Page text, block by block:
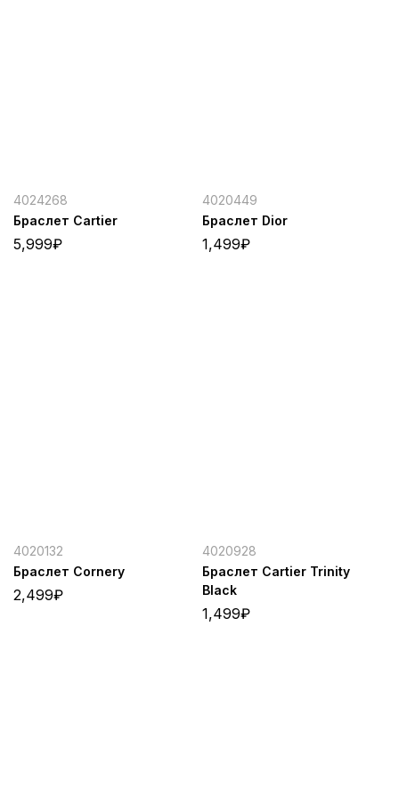
4024268
Браслет Cartier
5,999₽
4020449
Браслет Dior
1,499₽
4020132
Браслет Cornery
2,499₽
4020928
Браслет Cartier Trinity
Black
1,499₽